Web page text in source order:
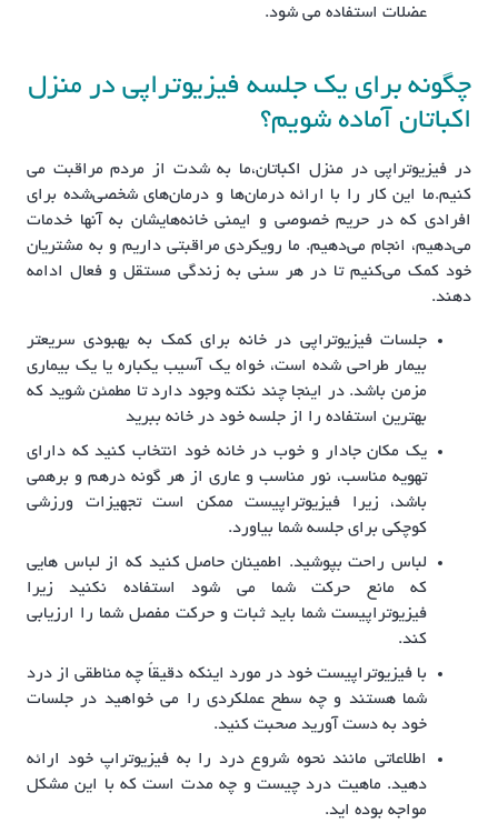
عضلات استفاده می شود.
چگونه برای یک جلسه فیزیوتراپی در منزل
اکباتان آماده شویم؟
در فیزیوتراپی در منزل اکباتان،ما به شدت از مردم مراقبت می
کنیم.ما این کار را با ارائه درمان‌ها و درمان‌های شخصی‌شده برای
افرادی که در حریم خصوصی و ایمنی خانه‌هایشان به آنها خدمات
می‌دهیم، انجام می‌دهیم. ما رویکردی مراقبتی داریم و به مشتریان
خود کمک می‌کنیم تا در هر سنی به زندگی مستقل و فعال ادامه
دهند.
جلسات فیزیوتراپی در خانه برای کمک به بهبودی سریعتر
بیمار طراحی شده است، خواه یک آسیب یکباره یا یک بیماری
مزمن باشد. در اینجا چند نکته وجود دارد تا مطمئن شوید که
بهترین استفاده را از جلسه خود در خانه ببرید
یک مکان جادار و خوب در خانه خود انتخاب کنید که دارای
تهویه مناسب، نور مناسب و عاری از هر گونه درهم و برهمی
باشد، زیرا فیزیوتراپیست ممکن است تجهیزات ورزشی
کوچکی برای جلسه شما بیاورد.
لباس راحت بپوشید. اطمینان حاصل کنید که از لباس هایی
که مانع حرکت شما می شود استفاده نکنید زیرا
فیزیوتراپیست شما باید ثبات و حرکت مفصل شما را ارزیابی
کند.
با فیزیوتراپیست خود در مورد اینکه دقیقاً چه مناطقی از درد
شما هستند و چه سطح عملکردی را می خواهید در جلسات
خود به دست آورید صحبت کنید.
اطلاعاتی مانند نحوه شروع درد را به فیزیوتراپ خود ارائه
دهید. ماهیت درد چیست و چه مدت است که با این مشکل
مواجه بوده اید.